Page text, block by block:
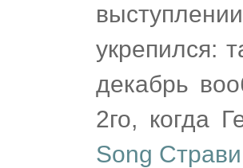
укрепился:
декабрь
2го, когда
Song